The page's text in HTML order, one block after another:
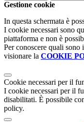
Gestione cookie
In questa schermata è
I cookie necessari sono
piattaforma e non è
Per conoscere quali sono
visionare la COOKIE
Cookie necessari per il
I cookie necessari per il
disabilitati. È possibile
policy.